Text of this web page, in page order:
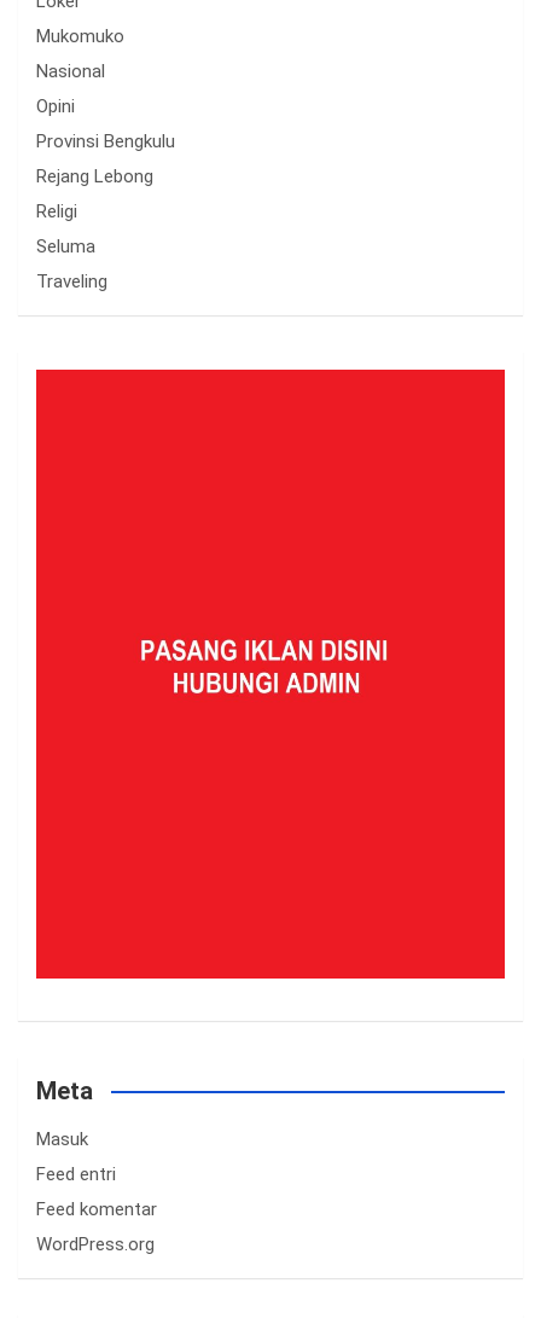
Mukomuko
Nasional
Opini
Provinsi Bengkulu
Rejang Lebong
Religi
Seluma
Traveling
Meta
Masuk
Feed entri
Feed komentar
WordPress.org